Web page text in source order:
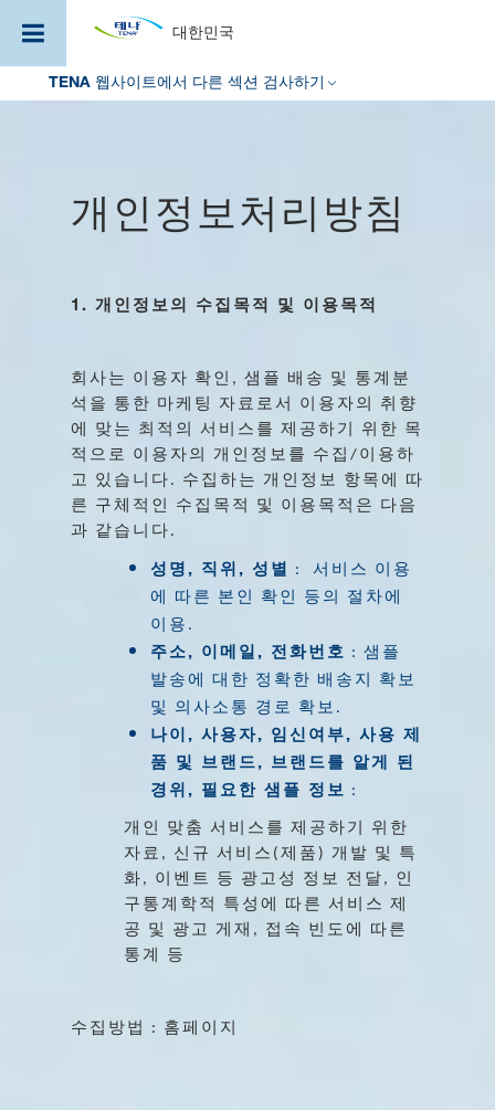
요
TENA 웹사이트에서 다른 섹션 검사하기
대한민국
개인정보처리방침
1. 개인정보의 수집목적 및 이용목적
회사는 이용자 확인 , 샘플 배송 및
통계분
석을 통한 마케팅 자료로서 이용자의
취향
에
맞는 최적의 서비스를 제공하기 위한 목
적으로 이용자의 개인정보를 수집 / 이용하
고 있습니다 . 수집하는 개인정보 항목에
따
른 구체적인 수집목적 및 이용목적은 다음
과 같습니다 .
성명 , 직위 , 성별 : 서비스 이용
에
따른 본인 확인 등의
절차에
이용 .
주소, 이메일 , 전화번호 : 샘플
발송에
대한 정확한 배송지
확보
및
의사소통 경로 확보 .
나이 , 사용자, 임신여부, 사용 제
품 및 브랜드, 브랜드를 알게
된
경위 , 필요한 샘플 정보 :
개인 맞춤 서비스를 제공하기
위한
자료 , 신규 서비스 ( 제품 ) 개발 및
특
화 , 이벤트 등 광고성 정보 전달 , 인
구통계학적
특성에 따른 서비스 제
공 및 광고 게재 , 접속 빈도에
따른
통계
등
수집방법 : 홈페이지